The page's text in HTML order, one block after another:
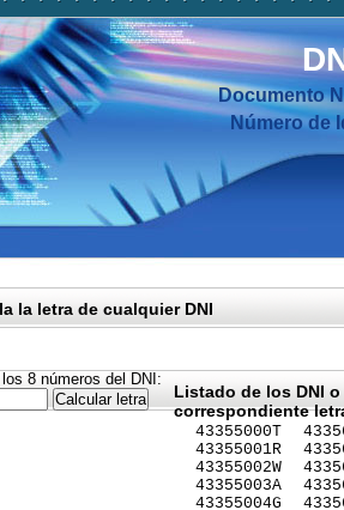
Documento
Número de
la letra de cualquier DNI
los 8 números del DNI:
Listado de los DNI o
correspondiente
43355000T
43355001R
43355002W
43355003A
43355004G